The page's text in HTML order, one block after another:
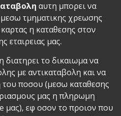
αυτη μπορει να
τμηματικης χρεωσης
η καταθεσης στον
εταιρειας μας.
διατηρει το δικαιωμα να
με αντικαταβολη και να
ποσου (μεσω καταθεσης
μας η πληρωμη
μας), εφ οσον το προιον που